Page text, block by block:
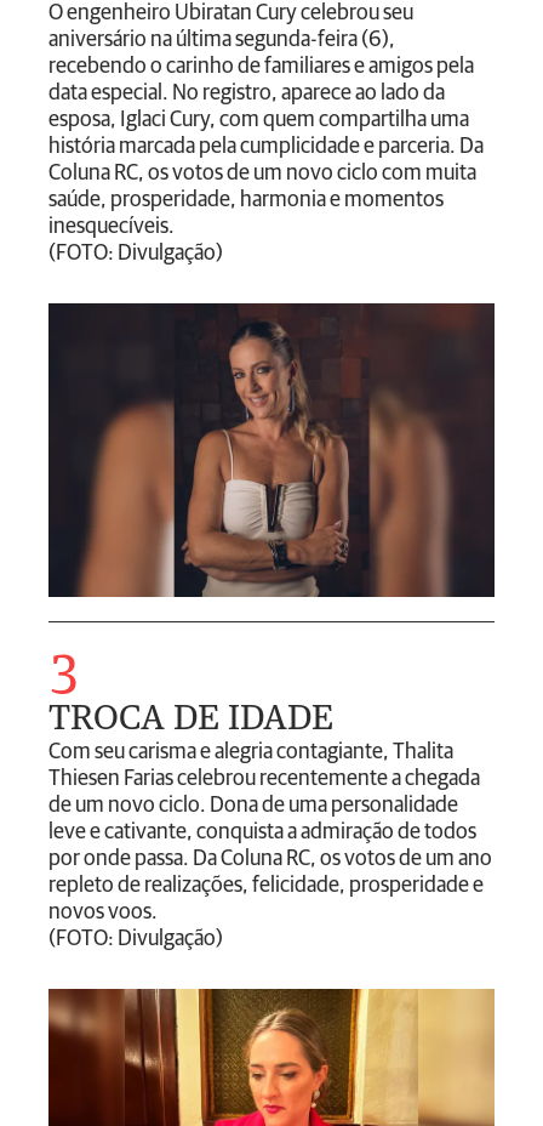
O engenheiro Ubiratan Cury celebrou seu
aniversário na última segunda-feira (6),
recebendo o carinho de familiares e amigos pela
data especial. No registro, aparece ao lado da
esposa, Iglaci Cury, com quem compartilha uma
história marcada pela cumplicidade e parceria. Da
Coluna RC, os votos de um novo ciclo com muita
saúde, prosperidade, harmonia e momentos
inesquecíveis.
(FOTO: Divulgação)
3
TROCA DE IDADE
Com seu carisma e alegria contagiante, Thalita
Thiesen Farias celebrou recentemente a chegada
de um novo ciclo. Dona de uma personalidade
leve e cativante, conquista a admiração de todos
por onde passa. Da Coluna RC, os votos de um ano
repleto de realizações, felicidade, prosperidade e
novos voos.
(FOTO: Divulgação)